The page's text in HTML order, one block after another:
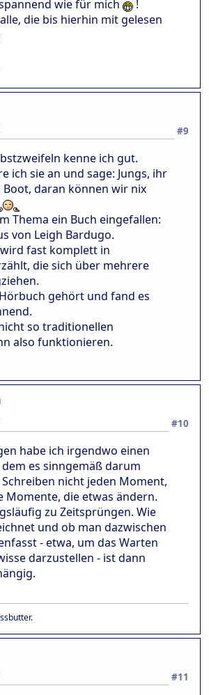
wie für mich
!
die bis hierhin mit gelesen
#9
kenne ich gut.
ich sie an und sage: Jungs, ihr
daran können wir nix
Thema ein Buch eingefallen:
von Leigh Bardugo.
fast komplett in
die sich über mehrere
gehört und fand es
so traditionellen
also funktionieren.
#10
habe ich irgendwo einen
es sinngemäß darum
nicht jeden Moment,
Momente, die etwas ändern.
zu Zeitsprüngen. Wie
und ob man dazwischen
- etwa, um das Warten
darzustellen - ist dann
#11